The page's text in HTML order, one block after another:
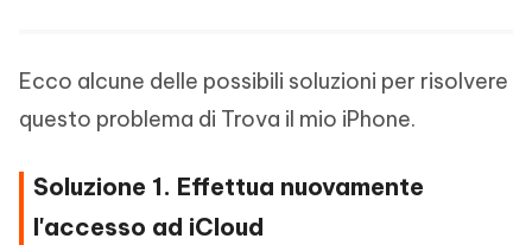
Ecco alcune delle possibili soluzioni per risolvere
questo problema di Trova il mio iPhone.
Soluzione 1. Effettua nuovamente
l'accesso ad iCloud